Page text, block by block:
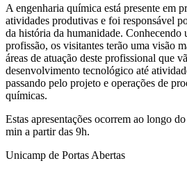
A engenharia química está presente em
atividades produtivas e foi responsável
da história da humanidade. Conhecendo
profissão, os visitantes terão uma visão
áreas de atuação deste profissional que
desenvolvimento tecnológico até
passando pelo projeto e operações de
químicas.
Estas apresentações ocorrem ao longo
min a partir das 9h.
Unicamp de Portas Abertas